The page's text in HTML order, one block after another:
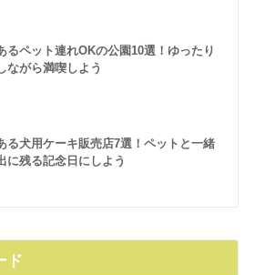
るペット連れOKの公園10選！ゆったり
ながら満喫しよう
る犬用ケーキ販売店7選！ペットと一緒
に残る記念日にしよう
ド